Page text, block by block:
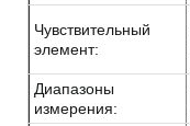
Чувствительный
элемент:
Диапазоны
измерения: